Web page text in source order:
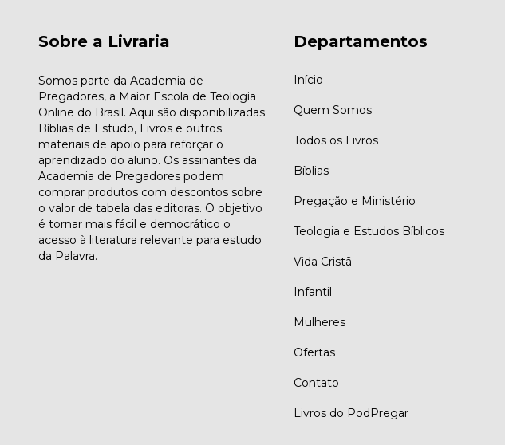
Sobre a Livraria
Somos parte da Academia de
Pregadores, a Maior Escola de Teologia
Online do Brasil. Aqui são disponibilizadas
Bíblias de Estudo, Livros e outros
materiais de apoio para reforçar o
aprendizado do aluno. Os assinantes da
Academia de Pregadores podem
comprar produtos com descontos sobre
o valor de tabela das editoras. O objetivo
é tornar mais fácil e democrático o
acesso à literatura relevante para estudo
da Palavra.
Departamentos
Início
Quem Somos
Todos os Livros
Bíblias
Pregação e Ministério
Teologia e Estudos Bíblicos
Vida Cristã
Infantil
Mulheres
Ofertas
Contato
Livros do PodPregar